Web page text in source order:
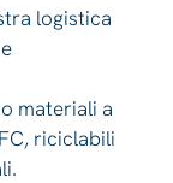
logistica
materiali a
riciclabili